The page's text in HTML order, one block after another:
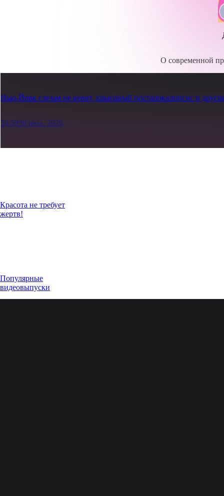
О современной
Нью-Йорк слезам не верит, крысиный постапокалипсис и
50:5930 июл. 2026
Красота не требует
жертв!
Популярные
видеовыпуски